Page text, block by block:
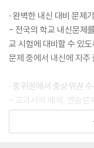
· 완벽한 내신 대비 문제
- 전국의 학교 내신문제
교 시험에 대비할 수 있
문제 중에서 내신에 자주
· 중위권에서 중상위권
- 교과서의 예제, 연습문
로 계산력을 충분히 연
을 수록하지 않아 학습